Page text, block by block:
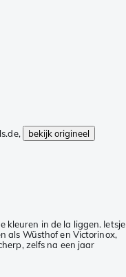
bekijk origineel
kleuren in de la liggen. Ietsje
als Wüsthof en Victorinox,
zelfs na een jaar